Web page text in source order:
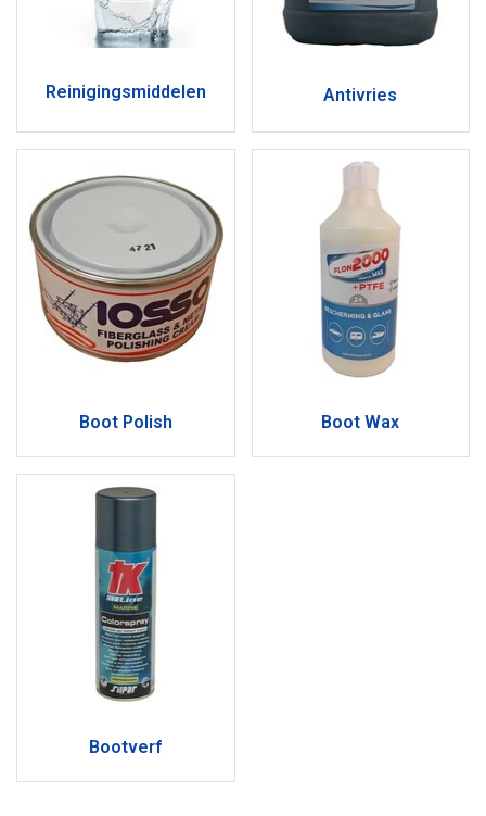
Reinigingsmiddelen Antivries
Boot Polish Boot Wax
Bootverf